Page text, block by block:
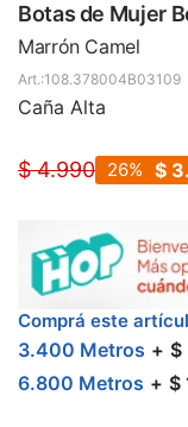
Botas de Mujer
Marrón Camel
108.378004B03109
Caña Alta
$ 4.990 $
26
Comprá este
3.400 Metros $
6.800 Metros $